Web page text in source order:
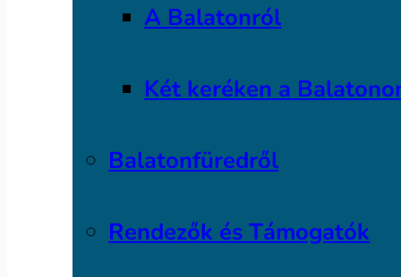
A Balatonról
Két keréken a
Balatonfüredről
Rendezők és Támogatók